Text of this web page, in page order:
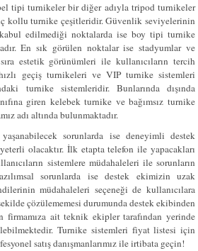
tipi turnikeler bir diğer adıyla tripod turnikeler
kollu turnike çeşitleridir. Güvenlik seviyelerinin
edilmediği noktalarda ise boy tipi turnike
En sık görülen noktalar ise stadyumlar ve
estetik görünümleri ile kullanıcıların tercih
geçiş turnikeleri ve VIP turnike sistemleri
turnike sistemleridir. Bunlarında dışında
giren kelebek turnike ve bağımsız turnike
adı altında bulunmaktadır.
sorunlarda ise deneyimli destek
olacaktır. İlk etapta telefon ile yapacakları
sistemlere müdahaleleri ile sorunların
sorunlarda ise destek ekimizin uzak
müdahaleleri seçeneği de kullanıcılara
çözülememesi durumunda destek ekibinden
firmamıza ait teknik ekipler tarafından yerinde
Turnike sistemleri fiyat listesi için
satış danışmanlarımız ile irtibata geçin!